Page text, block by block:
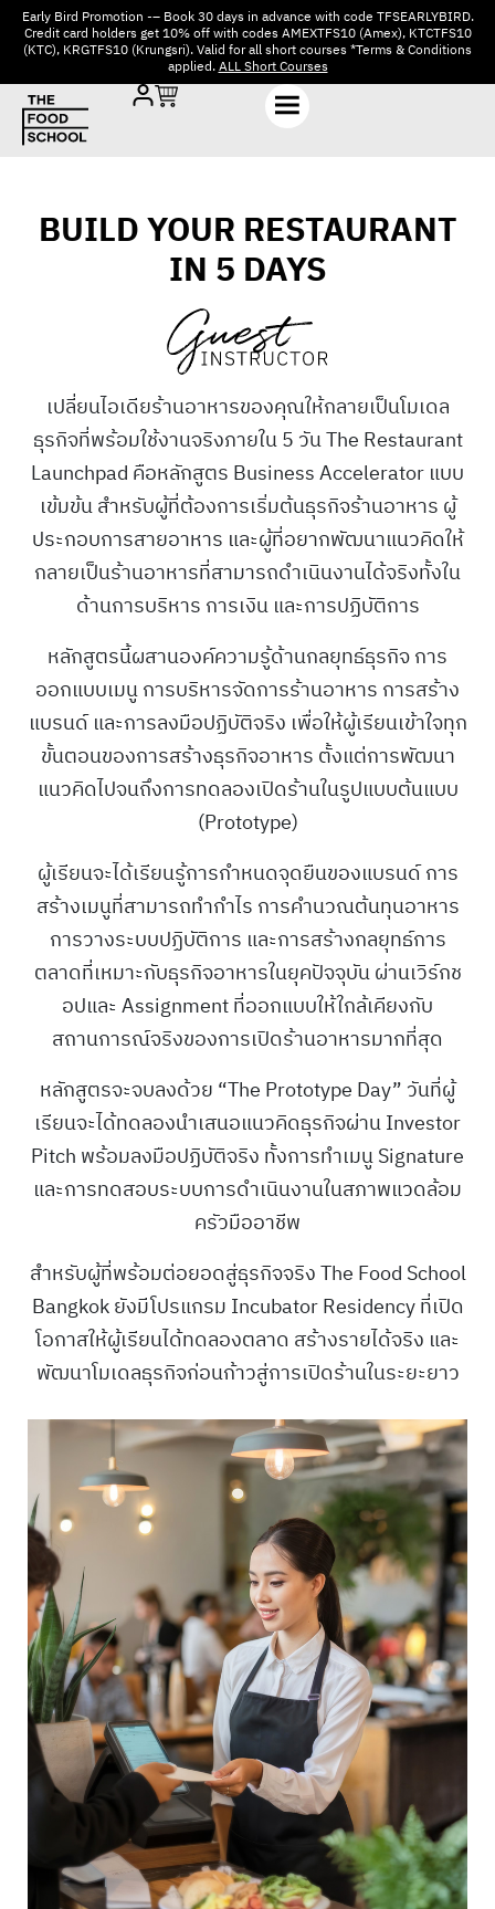
Early Bird Promotion -– Book 30 days in advance with code TFSEARLYBIRD.
Credit card holders get 10% off with codes AMEXTFS10 (Amex), KTCTFS10
(KTC), KRGTFS10 (Krungsri). Valid for all short courses *Terms & Conditions
applied.ALL Short Courses
BUILD YOUR RESTAURANT
IN 5 DAYS
เปลี่ยนไอเดียร้านอาหารของคุณให้กลายเป็นโมเดล
ธุรกิจที่พร้อมใช้งานจริงภายใน 5 วัน The Restaurant
Launchpad คือหลักสูตร Business Accelerator แบบ
เข้มข้น สำหรับผู้ที่ต้องการเริ่มต้นธุรกิจร้านอาหาร ผู้
ประกอบการสายอาหาร และผู้ที่อยากพัฒนาแนวคิดให้
กลายเป็นร้านอาหารที่สามารถดำเนินงานได้จริงทั้งใน
ด้านการบริหาร การเงิน และการปฏิบัติการ
หลักสูตรนี้ผสานองค์ความรู้ด้านกลยุทธ์ธุรกิจ การ
ออกแบบเมนู การบริหารจัดการร้านอาหาร การสร้าง
แบรนด์ และการลงมือปฏิบัติจริง เพื่อให้ผู้เรียนเข้าใจทุก
ขั้นตอนของการสร้างธุรกิจอาหาร ตั้งแต่การพัฒนา
แนวคิดไปจนถึงการทดลองเปิดร้านในรูปแบบต้นแบบ
(Prototype)
ผู้เรียนจะได้เรียนรู้การกำหนดจุดยืนของแบรนด์ การ
สร้างเมนูที่สามารถทำกำไร การคำนวณต้นทุนอาหาร
การวางระบบปฏิบัติการ และการสร้างกลยุทธ์การ
ตลาดที่เหมาะกับธุรกิจอาหารในยุคปัจจุบัน ผ่านเวิร์กช
อปและ Assignment ที่ออกแบบให้ใกล้เคียงกับ
สถานการณ์จริงของการเปิดร้านอาหารมากที่สุด
หลักสูตรจะจบลงด้วย “The Prototype Day” วันที่ผู้
เรียนจะได้ทดลองนำเสนอแนวคิดธุรกิจผ่าน Investor
Pitch พร้อมลงมือปฏิบัติจริง ทั้งการทำเมนู Signature
และการทดสอบระบบการดำเนินงานในสภาพแวดล้อม
ครัวมืออาชีพ
สำหรับผู้ที่พร้อมต่อยอดสู่ธุรกิจจริง The Food School
Bangkok ยังมีโปรแกรม Incubator Residency ที่เปิด
โอกาสให้ผู้เรียนได้ทดลองตลาด สร้างรายได้จริง และ
พัฒนาโมเดลธุรกิจก่อนก้าวสู่การเปิดร้านในระยะยาว